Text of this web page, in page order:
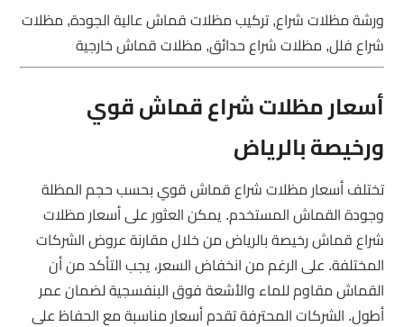
ورشة مظلات شراع, تركيب مظلات قماش عالية الجودة, مظلات
شراع فلل, مظلات شراع حدائق, مظلات قماش خارجية
أسعار مظلات شراع قماش قوي
ورخيصة بالرياض
تختلف أسعار مظلات شراع قماش قوي بحسب حجم المظلة
وجودة القماش المستخدم. يمكن العثور على أسعار مظلات
شراع قماش رخيصة بالرياض من خلال مقارنة عروض الشركات
المختلفة. على الرغم من انخفاض السعر، يجب التأكد من أن
القماش مقاوم للماء والأشعة فوق البنفسجية لضمان عمر
أطول. الشركات المحترفة تقدم أسعار مناسبة مع الحفاظ على